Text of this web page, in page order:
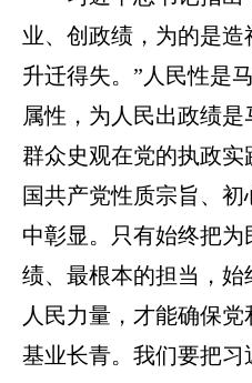
业、创政绩，为的是造
升迁得失。”人民性是
属性，为人民出政绩
群众史观在党的执政
国共产党性质宗旨、
中彰显。只有始终把
绩、最根本的担当，
人民力量，才能确保党
基业长青。我们要把